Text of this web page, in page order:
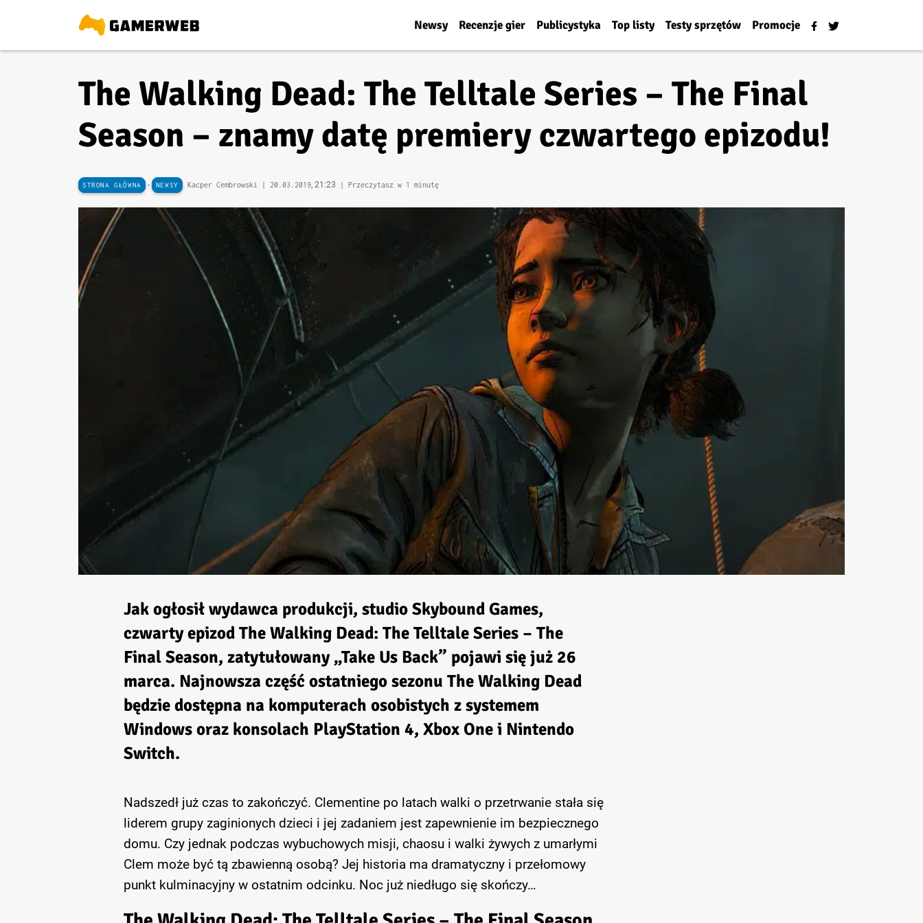
Newsy Recenzje gier Publicystyka Top listy Testy sprzętów Promocje
The Walking Dead: The Telltale Series – The Final
Season – znamy datę premiery czwartego epizodu!
STRONA GŁÓWNA - NEWSY Kacper Cembrowski | 20.03.2019, 21:23 | Przeczytasz w 1 minutę
Jak ogłosił wydawca produkcji, studioSkybound Games,
czwarty epizodThe Walking Dead: The Telltale Series – The
Final Season, zatytułowany„Take Us Back” pojawi się już 26
marca. Najnowsza część ostatniego sezonu The Walking Dead
będzie dostępna na komputerach osobistych z systemem
Windows oraz konsolach PlayStation 4, Xbox One i Nintendo
Switch.
Nadszedł już czas to zakończyć. Clementine po latach walki o przetrwanie stała się
liderem grupy zaginionych dzieci i jej zadaniem jest zapewnienie im bezpiecznego
domu. Czy jednak podczas wybuchowych misji, chaosu i walki żywych z umarłymi
Clem może być tą zbawienną osobą? Jej historia ma dramatyczny i przełomowy
punkt kulminacyjny w ostatnim odcinku. Noc już niedługo się skończy…